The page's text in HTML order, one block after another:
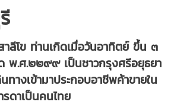
ลีโข ท่านเกิดเมื่อวันอาทิตย์ ขึ้น ๓
พ.ศ.๒๒๙๙ เป็นชาวกรุงศรีอยุธยา
ทางเข้ามาประกอบอาชีพค้าขายใน
ดาเป็นคนไทย